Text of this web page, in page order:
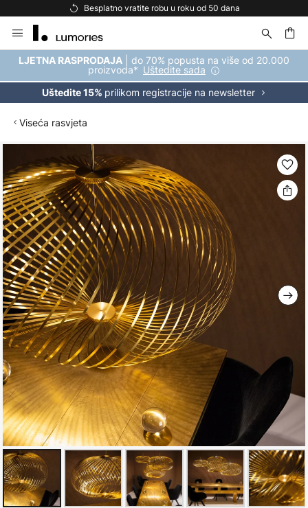
Besplatno vratite robu u roku od 50 dana
to
Content
LJETNA RASPRODAJA | do 70% popusta na više od 20.000
proizvoda* Uštedite sada
Uštedite 15% prilikom registracije na newsletter
Viseća rasvjeta
to
the
end
of
the
images
gallery